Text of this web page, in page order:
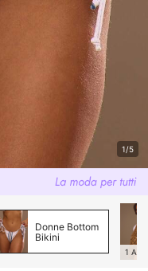
1/5
Donne Bottom
Bikini
1